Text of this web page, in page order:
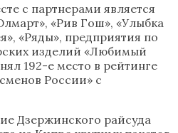
с партнерами является
«Рив Гош», «Улыбка
«Ряды», предприятия по
изделий «Любимый
192-е место в рейтинге
России» с
Дзержинского райсуда